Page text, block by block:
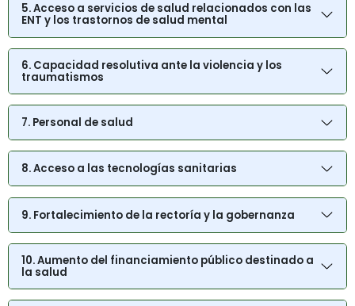
5. Acceso a servicios de salud relacionados con las
ENT y los trastornos de salud mental
6. Capacidad resolutiva ante la violencia y los
traumatismos
7. Personal de salud
8. Acceso a las tecnologías sanitarias
9. Fortalecimiento de la rectoría y la gobernanza
10. Aumento del financiamiento público destinado a
la salud